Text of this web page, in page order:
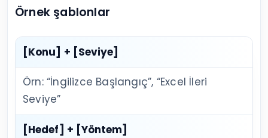
Örnek şablonlar
[Konu] + [Seviye]
Örn: “İngilizce Başlangıç”, “Excel İleri
Seviye”
[Hedef] + [Yöntem]